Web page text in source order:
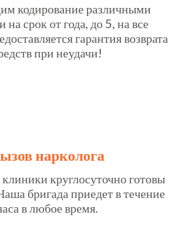
кодирование различными
на срок от года, до 5, на все
гарантия возврата
при неудачи!
нарколога
круглосуточно готовы
бригада приедет в течение
в любое время.